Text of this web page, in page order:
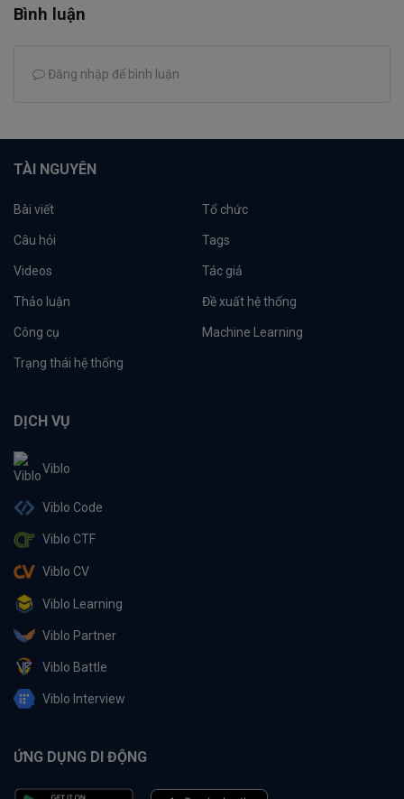
Bình luận
Đăng nhập để bình luận
TÀI NGUYÊN
Bài viết Tổ chức
Câu hỏi Tags
Videos Tác giả
Thảo luận Đề xuất hệ thống
Công cụ Machine Learning
Trạng thái hệ thống
DỊCH VỤ
Viblo
Viblo Code
Viblo CTF
Viblo CV
Viblo Learning
Viblo Partner
Viblo Battle
Viblo Interview
ỨNG DỤNG DI ĐỘNG